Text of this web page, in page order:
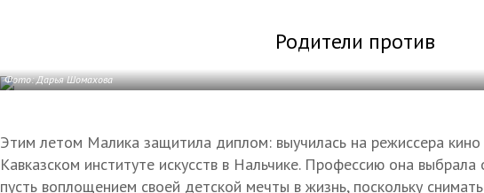
Родители против
Фото: Дарья Шомахова
Этим летом Малика защитила диплом: выучилась на режиссера кино
Кавказском институте искусств в Нальчике. Профессию она
пусть воплощением своей детской мечты в жизнь, поскольку